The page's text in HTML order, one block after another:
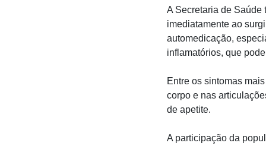
A Secretaria de Saúde
imediatamente ao
automedicação,
inflamatórios, que
Entre os sintomas
corpo e nas
de apetite.
A participação da